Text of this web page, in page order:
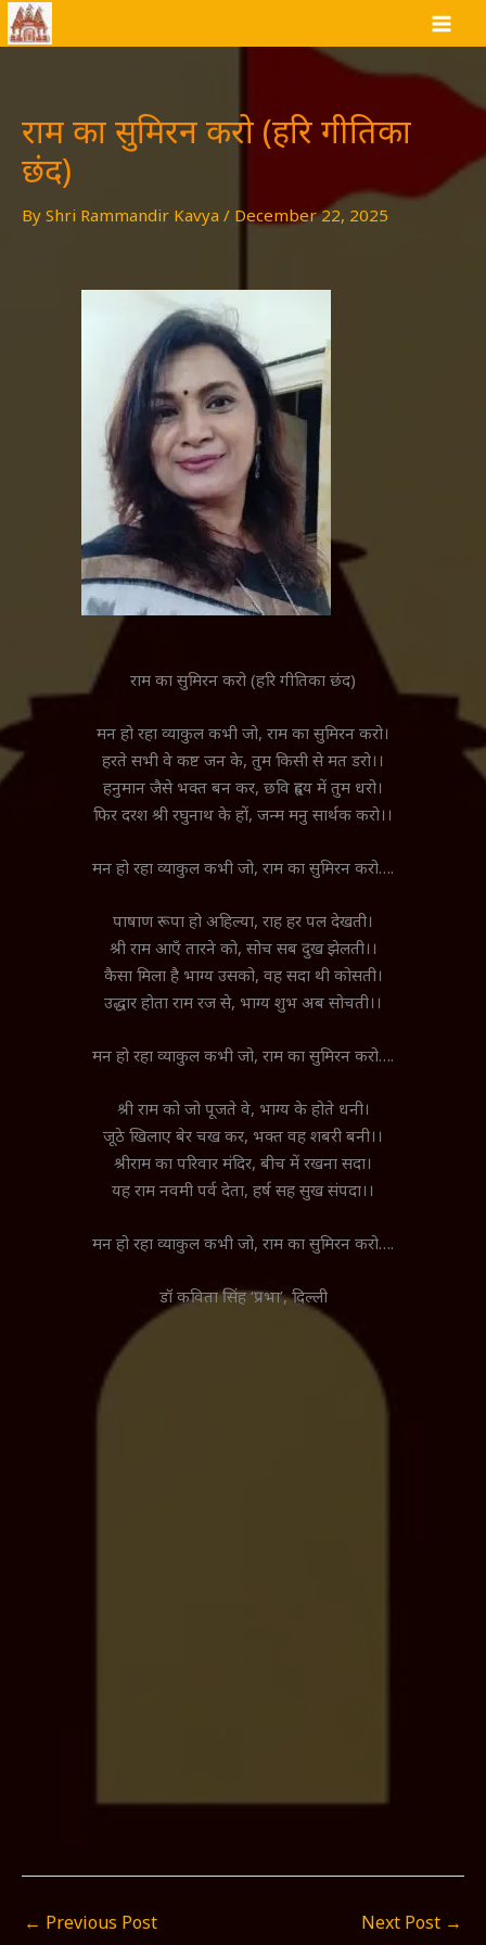
Skip
to
राम का सुमिरन करो (हरि गीतिका
छंद)
By Shri Rammandir Kavya / December 22, 2025
राम का सुमिरन करो (हरि गीतिका छंद)
मन हो रहा व्याकुल कभी जो, राम का सुमिरन करो।
हरते सभी वे कष्ट जन के, तुम किसी से मत डरो।।
हनुमान जैसे भक्त बन कर, छवि हृदय में तुम धरो।
फिर दरश श्री रघुनाथ के हों, जन्म मनु सार्थक करो।।
मन हो रहा व्याकुल कभी जो, राम का सुमिरन करो….
पाषाण रूपा हो अहिल्या, राह हर पल देखती।
श्री राम आएँ तारने को, सोच सब दुख झेलती।।
कैसा मिला है भाग्य उसको, वह सदा थी कोसती।
उद्धार होता राम रज से, भाग्य शुभ अब सोचती।।
मन हो रहा व्याकुल कभी जो, राम का सुमिरन करो….
श्री राम को जो पूजते वे, भाग्य के होते धनी।
जूठे खिलाए बेर चख कर, भक्त वह शबरी बनी।।
श्रीराम का परिवार मंदिर, बीच में रखना सदा।
यह राम नवमी पर्व देता, हर्ष सह सुख संपदा।।
मन हो रहा व्याकुल कभी जो, राम का सुमिरन करो….
डॉ कविता सिंह ‘प्रभा’, दिल्ली
← Previous Post Next Post →